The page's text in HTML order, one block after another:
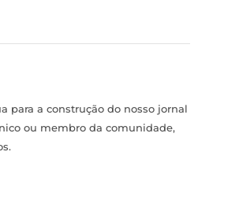
para a construção do nosso jornal
ou membro da comunidade,